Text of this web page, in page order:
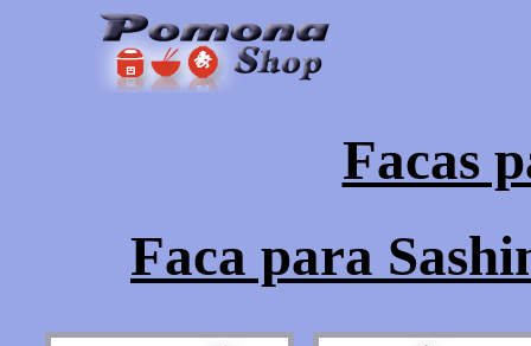
Facas
Faca para